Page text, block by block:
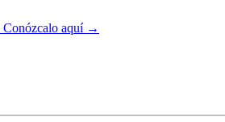
Conózcalo aquí →